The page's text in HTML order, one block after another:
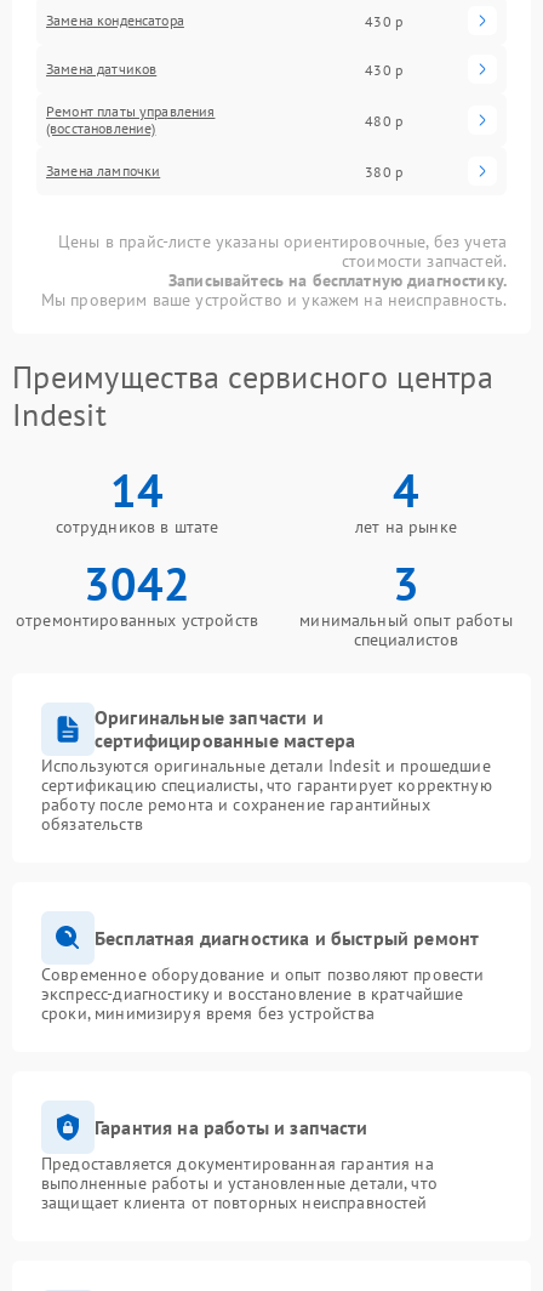
Замена конденсатора 430 р
Замена датчиков 430 р
Ремонт платы управления
(восстановление)
480 р
Замена лампочки 380 р
Цены в прайс-листе указаны ориентировочные, без учета
стоимости запчастей.
Записывайтесь на бесплатную диагностику.
Мы проверим ваше устройство и укажем на неисправность.
Преимущества сервисного центра
Indesit
14
сотрудников в штате
4
лет на рынке
3042
отремонтированных устройств
3
минимальный опыт работы
специалистов
Оригинальные запчасти и
сертифицированные мастера
Используются оригинальные детали Indesit и прошедшие
сертификацию специалисты, что гарантирует корректную
работу после ремонта и сохранение гарантийных
обязательств
Бесплатная диагностика и быстрый ремонт
Современное оборудование и опыт позволяют провести
экспресс-диагностику и восстановление в кратчайшие
сроки, минимизируя время без устройства
Гарантия на работы и запчасти
Предоставляется документированная гарантия на
выполненные работы и установленные детали, что
защищает клиента от повторных неисправностей